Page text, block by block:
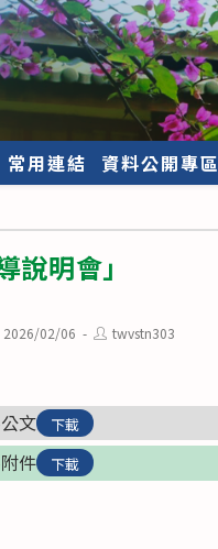
常用連結 資料公開專區
說明會」
2026/02/06
Posttwvstn303
文
下載
件 下載